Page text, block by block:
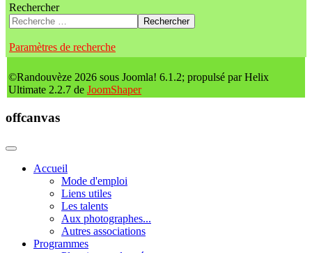
Rechercher
Rechercher
Paramètres de recherche
©Randouvèze 2026 sous Joomla! 6.1.2; propulsé par Helix
Ultimate 2.2.7 de JoomShaper
offcanvas
Accueil
Mode d'emploi
Liens utiles
Les talents
Aux photographes...
Autres associations
Programmes